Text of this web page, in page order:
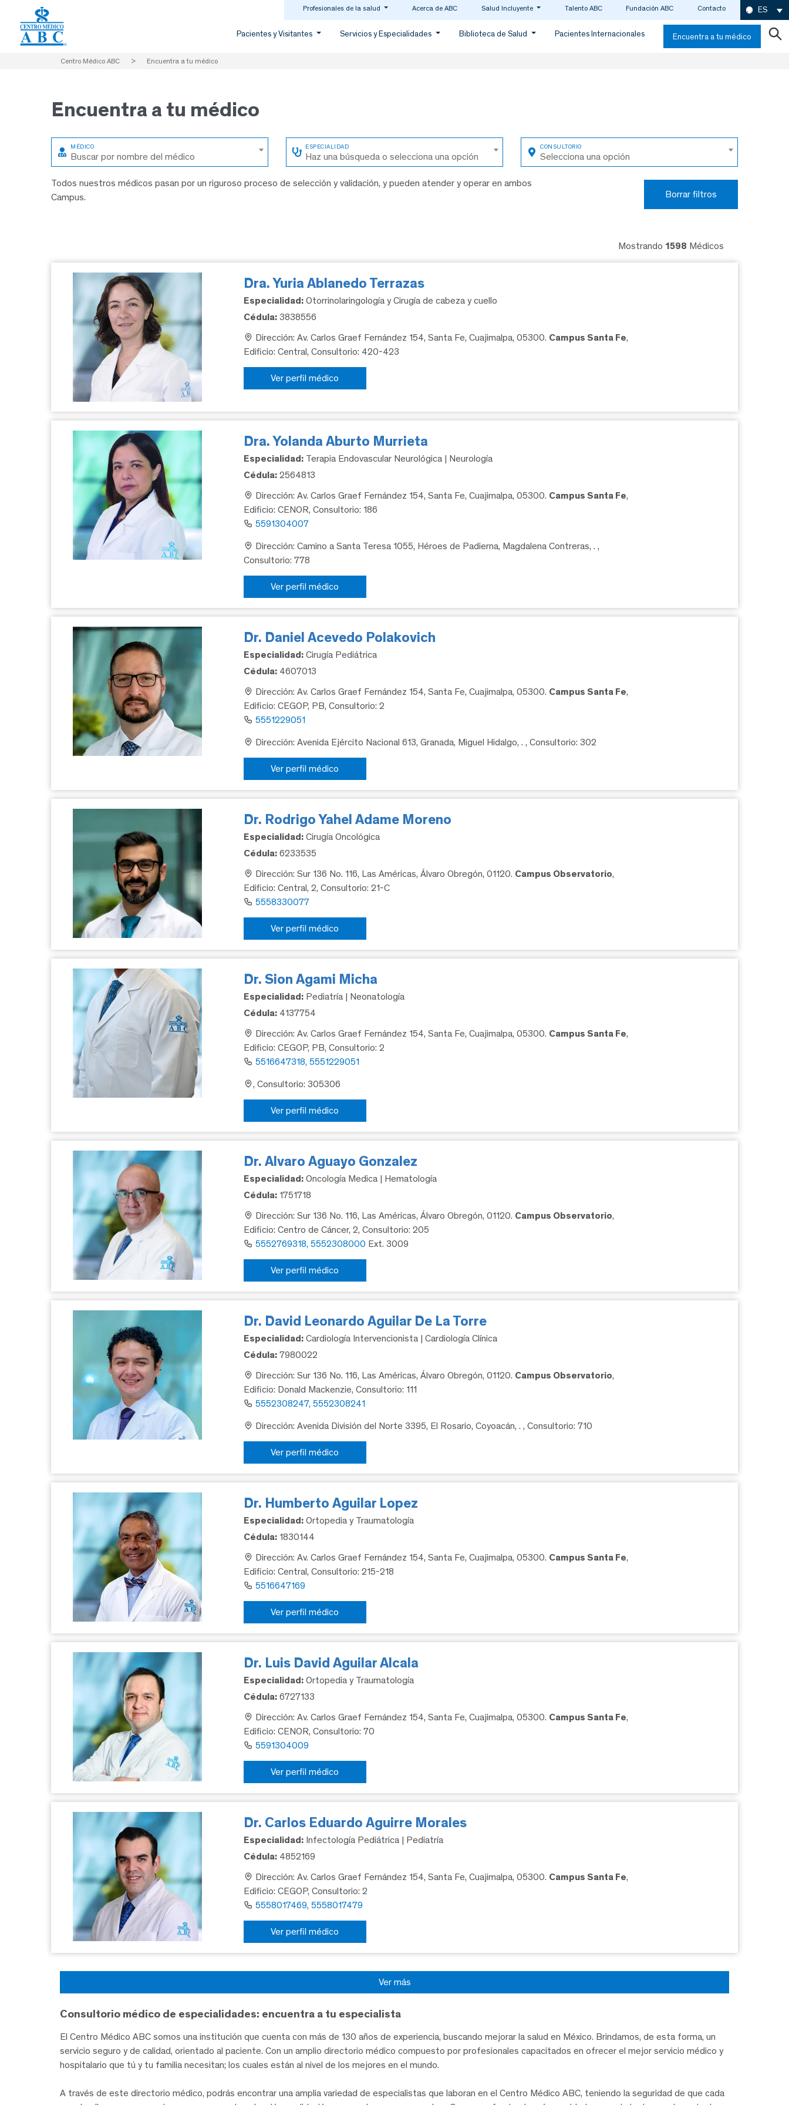
Profesionales de la salud Acerca de ABC Salud Incluyente Talento ABC Fundación ABC Contacto ES
Pacientes y Visitantes Servicios y Especialidades Biblioteca de Salud Pacientes Internacionales Encuentra a tu médico
Centro Médico ABC > Encuentra a tu médico
Encuentra a tu médico
Buscar por nombre del médico Haz una búsqueda o selecciona una opción Selecciona una opción
Todos nuestros médicos pasan por un riguroso proceso de selección y validación, y pueden atender y operar en ambos
Campus.
Borrar filtros
Mostrando 1598 Médicos
Dra. Yuria Ablanedo Terrazas
Especialidad: Otorrinolaringología y Cirugía de cabeza y cuello
Cédula: 3838556
Dirección: Av. Carlos Graef Fernández 154, Santa Fe, Cuajimalpa, 05300. Campus Santa Fe,
Edificio: Central, Consultorio: 420-423
Ver perfil médico
Dra. Yolanda Aburto Murrieta
Especialidad: Terapia Endovascular Neurológica | Neurología
Cédula: 2564813
Dirección: Av. Carlos Graef Fernández 154, Santa Fe, Cuajimalpa, 05300. Campus Santa Fe,
Edificio: CENOR, Consultorio: 186
5591304007
Dirección: Camino a Santa Teresa 1055, Héroes de Padierna, Magdalena Contreras, . ,
Consultorio: 778
Ver perfil médico
Dr. Daniel Acevedo Polakovich
Especialidad: Cirugía Pediátrica
Cédula: 4607013
Dirección: Av. Carlos Graef Fernández 154, Santa Fe, Cuajimalpa, 05300. Campus Santa Fe,
Edificio: CEGOP, PB, Consultorio: 2
5551229051
Dirección: Avenida Ejército Nacional 613, Granada, Miguel Hidalgo, . , Consultorio: 302
Ver perfil médico
Dr. Rodrigo Yahel Adame Moreno
Especialidad: Cirugía Oncológica
Cédula: 6233535
Dirección: Sur 136 No. 116, Las Américas, Álvaro Obregón, 01120. Campus Observatorio,
Edificio: Central, 2, Consultorio: 21-C
5558330077
Ver perfil médico
Dr. Sion Agami Micha
Especialidad: Pediatría | Neonatología
Cédula: 4137754
Dirección: Av. Carlos Graef Fernández 154, Santa Fe, Cuajimalpa, 05300. Campus Santa Fe,
Edificio: CEGOP, PB, Consultorio: 2
5516647318, 5551229051
, Consultorio: 305306
Ver perfil médico
Dr. Alvaro Aguayo Gonzalez
Especialidad: Oncología Medica | Hematología
Cédula: 1751718
Dirección: Sur 136 No. 116, Las Américas, Álvaro Obregón, 01120. Campus Observatorio,
Edificio: Centro de Cáncer, 2, Consultorio: 205
5552769318, 5552308000 Ext. 3009
Ver perfil médico
Dr. David Leonardo Aguilar De La Torre
Especialidad: Cardiología Intervencionista | Cardiología Clínica
Cédula: 7980022
Dirección: Sur 136 No. 116, Las Américas, Álvaro Obregón, 01120. Campus Observatorio,
Edificio: Donald Mackenzie, Consultorio: 111
5552308247, 5552308241
Dirección: Avenida División del Norte 3395, El Rosario, Coyoacán, . , Consultorio: 710
Ver perfil médico
Dr. Humberto Aguilar Lopez
Especialidad: Ortopedia y Traumatología
Cédula: 1830144
Dirección: Av. Carlos Graef Fernández 154, Santa Fe, Cuajimalpa, 05300. Campus Santa Fe,
Edificio: Central, Consultorio: 215-218
5516647169
Ver perfil médico
Dr. Luis David Aguilar Alcala
Especialidad: Ortopedia y Traumatología
Cédula: 6727133
Dirección: Av. Carlos Graef Fernández 154, Santa Fe, Cuajimalpa, 05300. Campus Santa Fe,
Edificio: CENOR, Consultorio: 70
5591304009
Ver perfil médico
Dr. Carlos Eduardo Aguirre Morales
Especialidad: Infectología Pediátrica | Pediatría
Cédula: 4852169
Dirección: Av. Carlos Graef Fernández 154, Santa Fe, Cuajimalpa, 05300. Campus Santa Fe,
Edificio: CEGOP, Consultorio: 2
5558017469, 5558017479
Ver perfil médico
Ver más
Consultorio médico de especialidades: encuentra a tu especialista
El Centro Médico ABC somos una institución que cuenta con más de 130 años de experiencia, buscando mejorar la salud en México. Brindamos, de esta forma, un
servicio seguro y de calidad, orientado al paciente. Con un amplio directorio médico compuesto por profesionales capacitados en ofrecer el mejor servicio médico y
hospitalario que tú y tu familia necesitan; los cuales están al nivel de los mejores en el mundo.
A través de este directorio médico, podrás encontrar una amplia variedad de especialistas que laboran en el Centro Médico ABC, teniendo la seguridad de que cada